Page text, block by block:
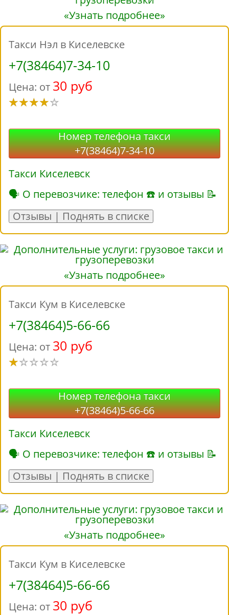
«Узнать подробнее»
Такси Нэл в Киселевске
+7(38464)7-34-10
Цена: от 30 руб
Номер телефона такси
+7(38464)7-34-10
Такси Киселевск
🗣 О перевозчике: телефон ☎ и отзывы 📝
Отзывы | Поднять в списке
«Узнать подробнее»
Такси Кум в Киселевске
+7(38464)5-66-66
Цена: от 30 руб
Номер телефона такси
+7(38464)5-66-66
Такси Киселевск
🗣 О перевозчике: телефон ☎ и отзывы 📝
Отзывы | Поднять в списке
«Узнать подробнее»
Такси Кум в Киселевске
+7(38464)5-66-66
Цена: от 30 руб